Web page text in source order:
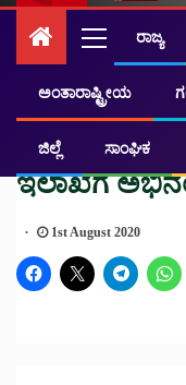
ರಾಜ್ಯ
ಅಂತಾರಾಷ್ಟ್ರೀಯ
ಜಿಲ್ಲೆ ಸಾಂಘಿಕ
ಬಕ್ರೀದ್
ಇಲಾಖೆಗೆ
1st August 2020